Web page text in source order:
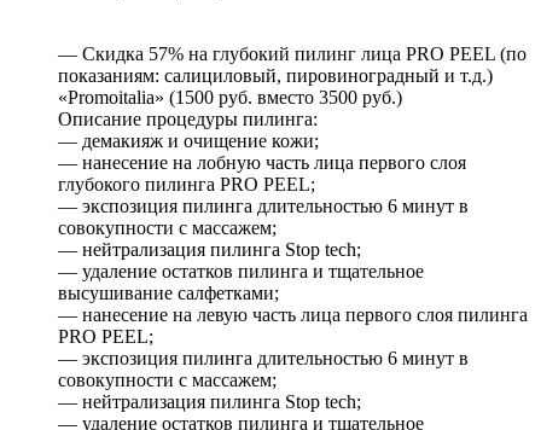
— Скидка 57% на глубокий пилинг лица PRO PEEL (по
показаниям: салициловый, пировиноградный и т.д.)
«Promoitalia» (1500 руб. вместо 3500 руб.)
Описание процедуры пилинга:
— демакияж и очищение кожи;
— нанесение на лобную часть лица первого слоя
глубокого пилинга PRO PEEL;
— экспозиция пилинга длительностью 6 минут в
совокупности с массажем;
— нейтрализация пилинга Stop tech;
— удаление остатков пилинга и тщательное
высушивание салфетками;
— нанесение на левую часть лица первого слоя пилинга
PRO PEEL;
— экспозиция пилинга длительностью 6 минут в
совокупности с массажем;
— нейтрализация пилинга Stop tech;
— удаление остатков пилинга и тщательное